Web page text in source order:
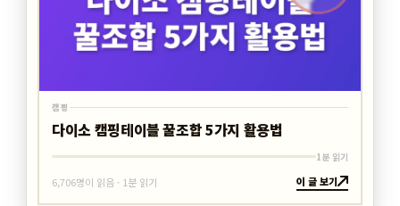
캠핑
다이소 캠핑테이블 꿀조합 5가지 활용법
1분 읽기
6,706명이 읽음 · 1분 읽기 이 글 보기